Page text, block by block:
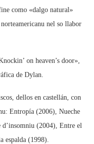
como «dalgo natural»
nel so llabor
on heaven’s door»,
de Dylan.
dellos en castellán, con
Entropía (2006), Nueche
(2004), Entre el
espalda (1998).